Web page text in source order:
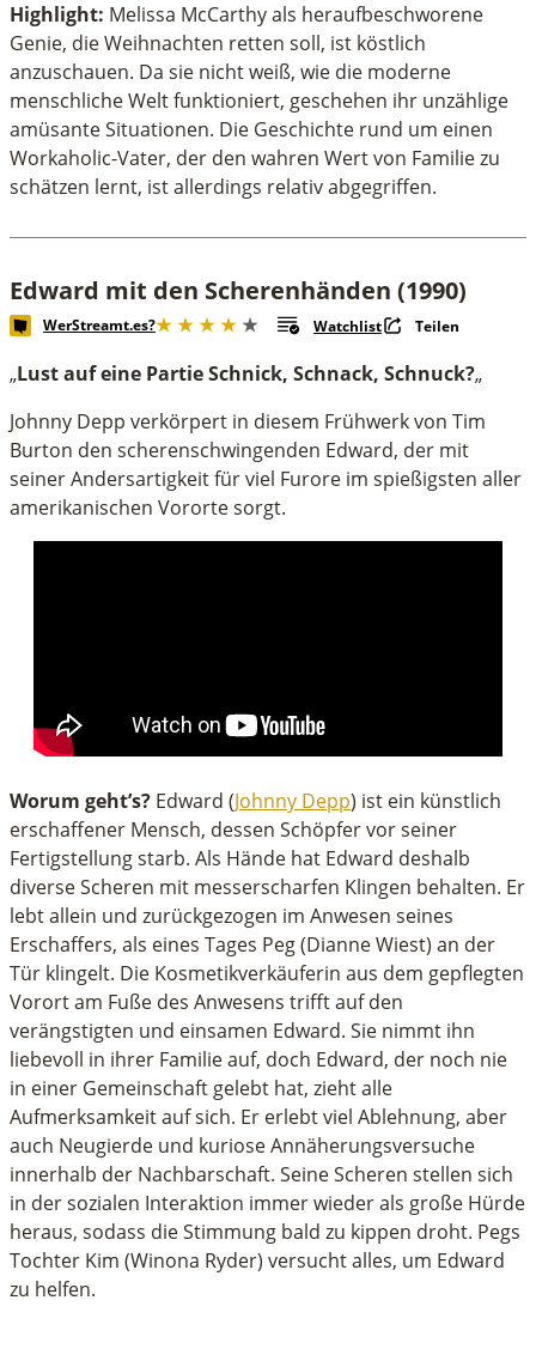
Highlight: Melissa McCarthy als heraufbeschworene
Genie, die Weihnachten retten soll, ist köstlich
anzuschauen. Da sie nicht weiß, wie die moderne
menschliche Welt funktioniert, geschehen ihr unzählige
amüsante Situationen. Die Geschichte rund um einen
Workaholic-Vater, der den wahren Wert von Familie zu
schätzen lernt, ist allerdings relativ abgegriffen.
Edward mit den Scherenhänden (1990)
WerStreamt.es? Watchlist Teilen
„Lust auf eine Partie Schnick, Schnack, Schnuck?„
Johnny Depp verkörpert in diesem Frühwerk von Tim
Burton den scherenschwingenden Edward, der mit
seiner Andersartigkeit für viel Furore im spießigsten aller
amerikanischen Vororte sorgt.
Worum geht’s? Edward (Johnny Depp) ist ein künstlich
erschaffener Mensch, dessen Schöpfer vor seiner
Fertigstellung starb. Als Hände hat Edward deshalb
diverse Scheren mit messerscharfen Klingen behalten. Er
lebt allein und zurückgezogen im Anwesen seines
Erschaffers, als eines Tages Peg (Dianne Wiest) an der
Tür klingelt. Die Kosmetikverkäuferin aus dem gepflegten
Vorort am Fuße des Anwesens trifft auf den
verängstigten und einsamen Edward. Sie nimmt ihn
liebevoll in ihrer Familie auf, doch Edward, der noch nie
in einer Gemeinschaft gelebt hat, zieht alle
Aufmerksamkeit auf sich. Er erlebt viel Ablehnung, aber
auch Neugierde und kuriose Annäherungsversuche
innerhalb der Nachbarschaft. Seine Scheren stellen sich
in der sozialen Interaktion immer wieder als große Hürde
heraus, sodass die Stimmung bald zu kippen droht. Pegs
Tochter Kim (Winona Ryder) versucht alles, um Edward
zu helfen.